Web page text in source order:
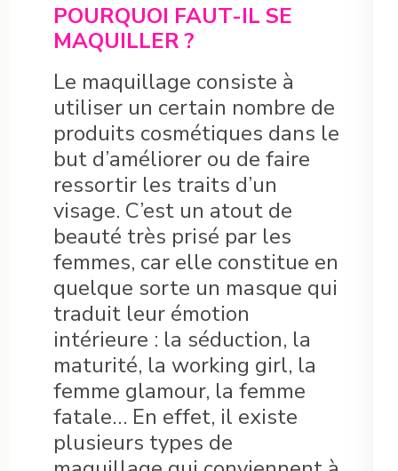
POURQUOI FAUT-IL SE
MAQUILLER ?
Le maquillage consiste à
utiliser un certain nombre de
produits cosmétiques dans le
but d’améliorer ou de faire
ressortir les traits d’un
visage. C’est un atout de
beauté très prisé par les
femmes, car elle constitue en
quelque sorte un masque qui
traduit leur émotion
intérieure : la séduction, la
maturité, la working girl, la
femme glamour, la femme
fatale… En effet, il existe
plusieurs types de